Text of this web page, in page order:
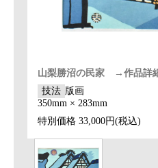
山梨勝沼の民家 →作品詳
技法 版画
350mm × 283mm
特別価格 33,000円(税込)